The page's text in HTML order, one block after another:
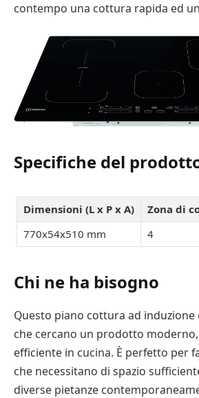
contempo una cottura rapida ed
Specifiche del
Dimensioni (L x P x A) Zona di
770x54x510 mm
4
Chi ne ha bisogno
Questo piano cottura ad
che cercano un prodotto
efficiente in cucina. È perfetto per
che necessitano di spazio
diverse pietanze